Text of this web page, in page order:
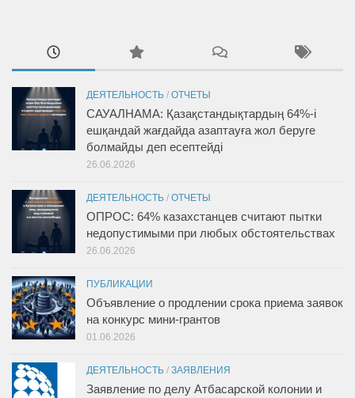
ДЕЯТЕЛЬНОСТЬ / ОТЧЕТЫ
САУАЛНАМА: Қазақстандықтардың 64%-і
ешқандай жағдайда азаптауға жол беруге
болмайды деп есептейді
26.06.2026
ДЕЯТЕЛЬНОСТЬ / ОТЧЕТЫ
ОПРОС: 64% казахстанцев считают пытки
недопустимыми при любых обстоятельствах
26.06.2026
ПУБЛИКАЦИИ
Объявление о продлении срока приема заявок
на конкурс мини-грантов
01.06.2026
ДЕЯТЕЛЬНОСТЬ / ЗАЯВЛЕНИЯ
Заявление по делу Атбасарской колонии и